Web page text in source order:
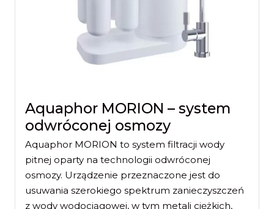
Aquaphor MORION – system
odwróconej osmozy
Aquaphor MORION to system filtracji wody
pitnej oparty na technologii odwróconej
osmozy. Urządzenie przeznaczone jest do
usuwania szerokiego spektrum zanieczyszczeń
z wody wodociągowej, w tym metali ciężkich,